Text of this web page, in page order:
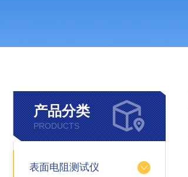
产品分类
PRODUCTS
表面电阻测试仪